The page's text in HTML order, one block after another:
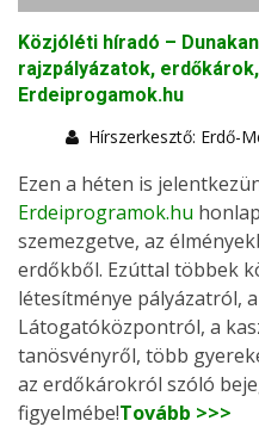
Közjóléti híradó –
rajzpályázatok,
Erdeiprogamok.hu
Hírszerkesztő: Erdő-
Ezen a héten is
Erdeiprogramok.hu
szemezgetve, az
erdőkből. Ezúttal többek
létesítménye pályázatról,
Látogatóközpontról, a
tanösvényről, több
az erdőkárokról szóló
figyelmébe!Tovább >>>